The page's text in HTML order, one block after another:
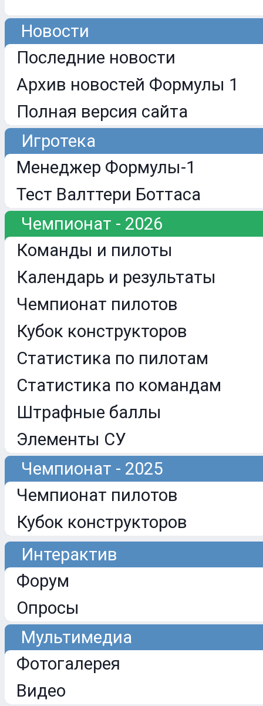
Новости
Последние новости
Архив новостей Формулы 1
Полная версия сайта
Игротека
Менеджер Формулы-1
Тест Валттери Боттаса
Чемпионат - 2026
Команды и пилоты
Календарь и результаты
Чемпионат пилотов
Кубок конструкторов
Статистика по пилотам
Статистика по командам
Штрафные баллы
Элементы СУ
Чемпионат - 2025
Чемпионат пилотов
Кубок конструкторов
Интерактив
Форум
Опросы
Мультимедиа
Фотогалерея
Видео